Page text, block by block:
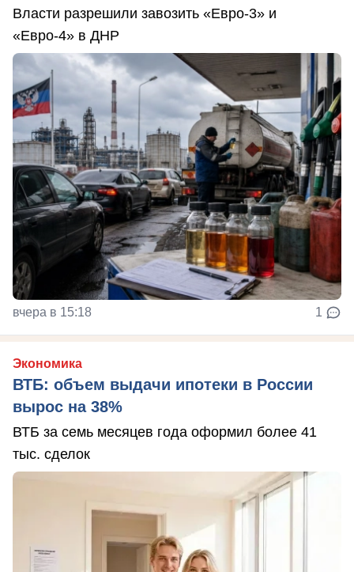
Власти разрешили завозить «Евро-3» и
«Евро-4» в ДНР
вчера в 15:18 1
Экономика
ВТБ: объем выдачи ипотеки в России
вырос на 38%
ВТБ за семь месяцев года оформил более 41
тыс. сделок